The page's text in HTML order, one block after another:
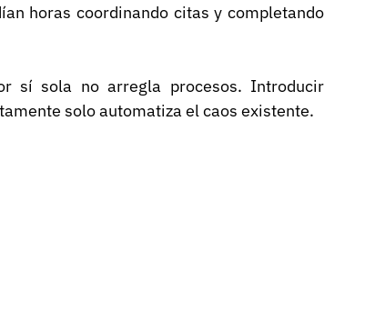
horas coordinando citas y completando
sí sola no arregla procesos. Introducir
solo automatiza el caos existente.